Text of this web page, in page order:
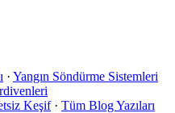
· Yangın Söndürme Sistemleri
Keşif· Tüm Blog Yazıları